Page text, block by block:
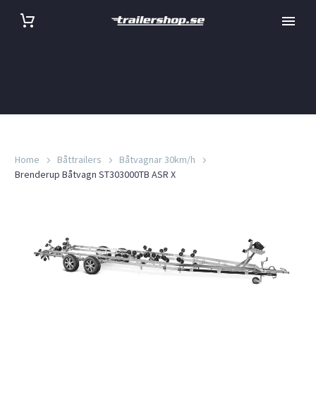
Home Båttrailers
Båtvagnar 30km/h
Brenderup Båtvagn ST303000TB ASR X